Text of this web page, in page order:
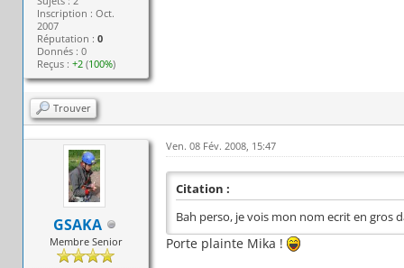
Inscription : Oct.
2007
Réputation :0
Donnés : 0
Reçus :+2 (100%)
Trouver
GSAKA
Membre Senior
Ven. 08 Fév. 2008, 15:47
Citation :
Bah perso, je vois mon nom ecrit en gros
Porte plainte Mika !